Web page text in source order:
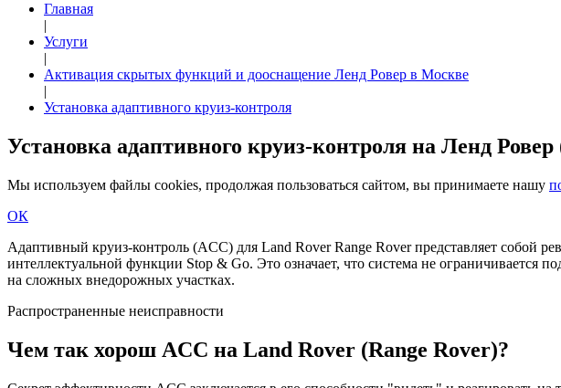
Главная
|
Услуги
|
Активация скрытых функций и дооснащение Ленд Ровер в Москве
|
Установка адаптивного круиз-контроля
Установка адаптивного круиз-контроля на Ленд
Мы используем файлы cookies, продолжая пользоваться сайтом, вы принимаете нашу
ОК
Адаптивный круиз-контроль (ACC) для Land Rover Range Rover представляет собой
интеллектуальной функции Stop & Go. Это означает, что система не ограничивается
на сложных внедорожных участках.
Распространенные неисправности
Чем так хорош ACC на Land Rover (Range Rover)?